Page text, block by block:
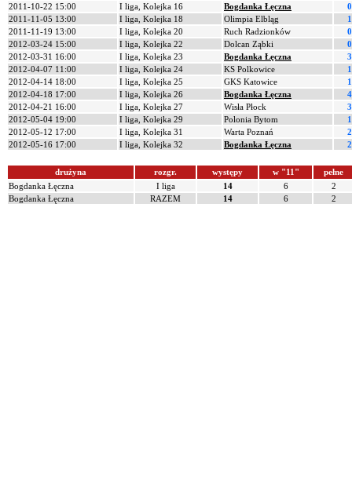
2011-10-22 15:00
I liga, Kolejka 16 Bogdanka Łęczna
2011-11-05 13:00
I liga, Kolejka 18 Olimpia Elbląg
2011-11-19 13:00
I liga, Kolejka 20 Ruch Radzionków
2012-03-24 15:00
I liga, Kolejka 22 Dolcan Ząbki
2012-03-31 16:00
I liga, Kolejka 23 Bogdanka Łęczna
2012-04-07 11:00
I liga, Kolejka 24 KS Polkowice
2012-04-14 18:00
I liga, Kolejka 25 GKS Katowice
2012-04-18 17:00
I liga, Kolejka 26 Bogdanka Łęczna
2012-04-21 16:00
I liga, Kolejka 27 Wisła Płock
2012-05-04 19:00
I liga, Kolejka 29 Polonia Bytom
2012-05-12 17:00
I liga, Kolejka 31 Warta Poznań
2012-05-16 17:00
I liga, Kolejka 32 Bogdanka Łęczna
drużyna rozgr. występy w "11"
pełne
Bogdanka Łęczna
I liga 14 6
2
Bogdanka Łęczna
RAZEM 14 6 2